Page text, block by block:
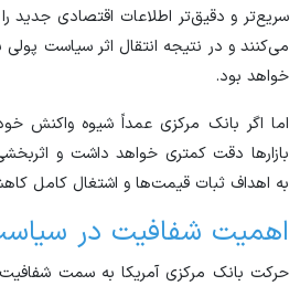
سریع‌تر و دقیق‌تر اطلاعات اقتصادی جدید
می‌کنند و در نتیجه انتقال اثر سیاست پولی
خواهد بود.
اما اگر بانک مرکزی عمداً شیوه واکنش
بازار‌ها دقت کمتری خواهد داشت و
به اهداف ثبات قیمت‌ها و اشتغال کامل
اهمیت شفافیت در
حرکت بانک مرکزی آمریکا به سمت